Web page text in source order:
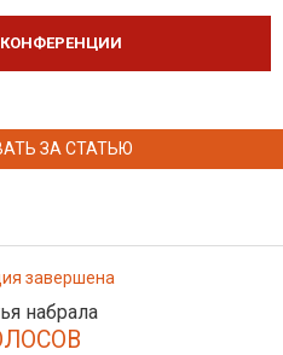
КОНФЕРЕНЦИИ
ЗА СТАТЬЮ
завершена
набрала